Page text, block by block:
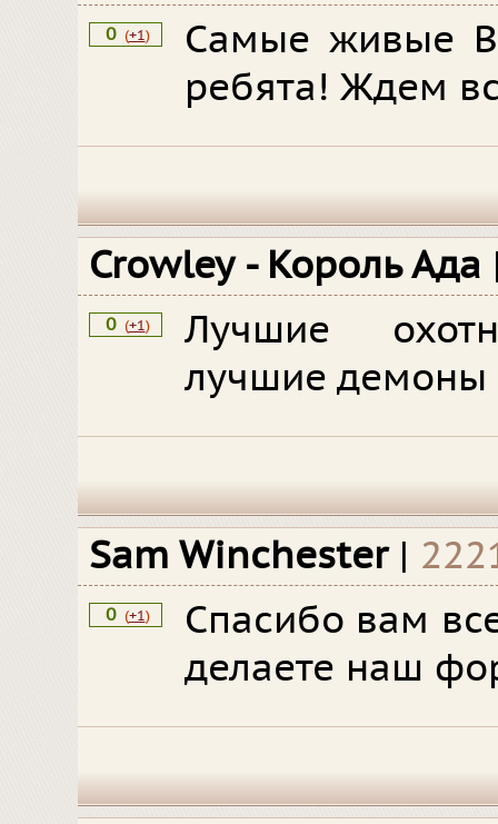
0 (+1)
Самые живые
ребята! Ждем
Crowley - Король Ада
0 (+1)
Лучшие
лучшие демоны
Sam Winchester |
0 (+1)
Спасибо вам
делаете наш